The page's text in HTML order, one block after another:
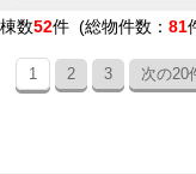
棟数52件 (総物件数： 81
1 2 3 次の20